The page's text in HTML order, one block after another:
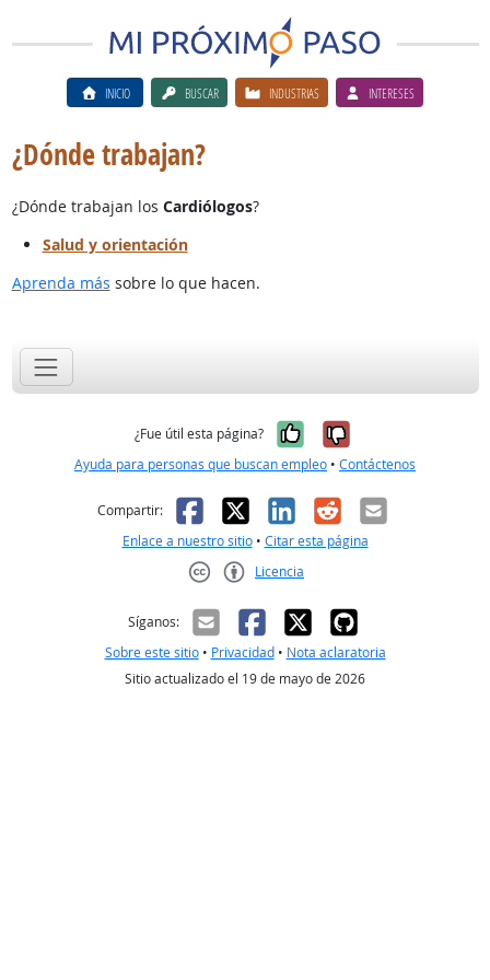
INICIO BUSCAR INDUSTRIAS INTERESES
¿Dónde trabajan?
¿Dónde trabajan los Cardiólogos?
Salud y orientación
Aprenda más sobre lo que hacen.
¿Fue útil esta página? Sí, fue útil
No, no fue
Ayuda para personas que buscan empleo • Contáctenos
Compartir: Facebook
X LinkedIn
RedditCorreo
Enlace a nuestro sitio• Citar esta página
Licencia
Síganos:
Sobre este sitio• Privacidad• Nota aclaratoria
Sitio actualizado el 19 de mayo de 2026